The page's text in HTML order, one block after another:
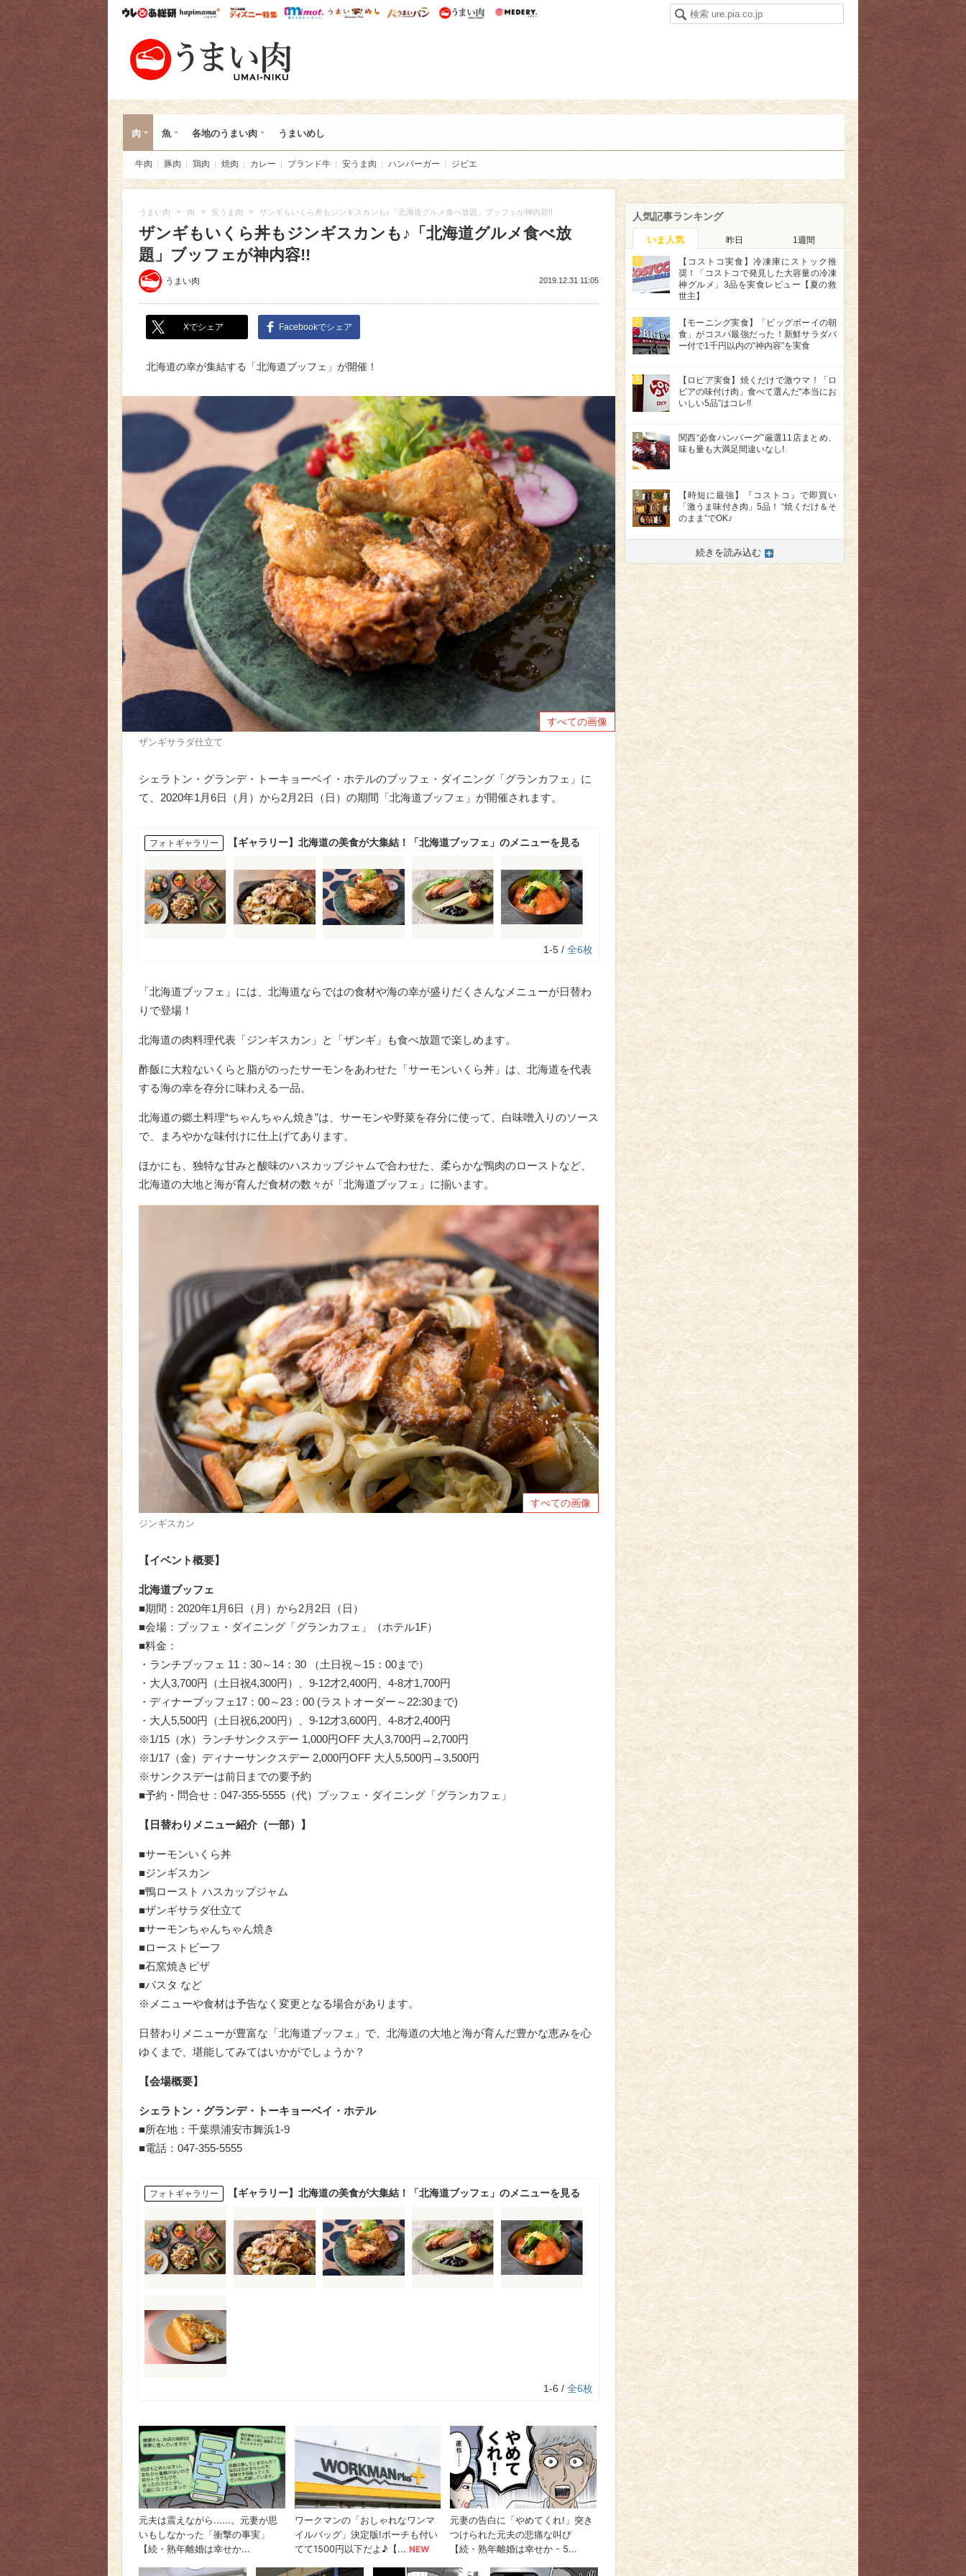
ウレぴあ総研ハピママ* ウレぴあ総研 ディズニー特集
mimot. うまいめし うまいパン うまい肉
肉 魚 各地のうまい肉 うまいめし
牛肉 豚肉 鶏肉 焼肉 カレー ブランド牛 安うま肉 ハンバーガー ジビエ
うまい肉 > 肉 > 安うま肉 > ザンギもいくら丼もジンギスカンも♪「北海道グルメ食べ放題」ブッフェが神内容!!
ザンギもいくら丼もジンギスカンも♪「北海道グルメ食べ放
題」ブッフェが神内容!!
うまい肉 2019.12.31 11:05
Xでシェア Facebookでシェア
北海道の幸が集結する「北海道ブッフェ」が開催！
すべての画像
ザンギサラダ仕立て
シェラトン・グランデ・トーキョーベイ・ホテルのブッフェ・ダイニング「グランカフェ」に
て、2020年1月6日（月）から2月2日（日）の期間「北海道ブッフェ」が開催されます。
フォトギャラリー 【ギャラリー】北海道の美食が大集結！「北海道ブッフェ」のメニューを見る
1-5 / 全6枚
「北海道ブッフェ」には、北海道ならではの食材や海の幸が盛りだくさんなメニューが日替わ
りで登場！
北海道の肉料理代表「ジンギスカン」と「ザンギ」も食べ放題で楽しめます。
酢飯に大粒ないくらと脂がのったサーモンをあわせた「サーモンいくら丼」は、北海道を代表
する海の幸を存分に味わえる一品。
北海道の郷土料理“ちゃんちゃん焼き”は、サーモンや野菜を存分に使って、白味噌入りのソース
で、まろやかな味付けに仕上げてあります。
ほかにも、独特な甘みと酸味のハスカップジャムで合わせた、柔らかな鴨肉のローストなど、
北海道の大地と海が育んだ食材の数々が「北海道ブッフェ」に揃います。
すべての画像
ジンギスカン
【イベント概要】
北海道ブッフェ
■期間：2020年1月6日（月）から2月2日（日）
■会場：ブッフェ・ダイニング「グランカフェ」（ホテル1F）
■料金：
・ランチブッフェ 11：30～14：30 （土日祝～15：00まで）
・大人3,700円（土日祝4,300円）、9-12才2,400円、4-8才1,700円
・ディナーブッフェ17：00～23：00 (ラストオーダー～22:30まで)
・大人5,500円（土日祝6,200円）、9-12才3,600円、4-8才2,400円
※1/15（水）ランチサンクスデー 1,000円OFF 大人3,700円→2,700円
※1/17（金）ディナーサンクスデー 2,000円OFF 大人5,500円→3,500円
※サンクスデーは前日までの要予約
■予約・問合せ：047-355-5555（代）ブッフェ・ダイニング「グランカフェ」
【日替わりメニュー紹介（一部）】
■サーモンいくら丼
■ジンギスカン
■鴨ロースト ハスカップジャム
■ザンギサラダ仕立て
■サーモンちゃんちゃん焼き
■ローストビーフ
■石窯焼きピザ
■パスタ など
※メニューや食材は予告なく変更となる場合があります。
日替わりメニューが豊富な「北海道ブッフェ」で、北海道の大地と海が育んだ豊かな恵みを心
ゆくまで、堪能してみてはいかがでしょうか？
【会場概要】
シェラトン・グランデ・トーキョーベイ・ホテル
■所在地：千葉県浦安市舞浜1-9
■電話：047-355-5555
フォトギャラリー 【ギャラリー】北海道の美食が大集結！「北海道ブッフェ」のメニューを見る
1-6 / 全6枚
人気記事ランキング
いま人気 昨日 1週間
1
【コストコ実食】冷凍庫にストック推
奨！「コストコで発見した大容量の冷凍
神グルメ」3品を実食レビュー【夏の救
世主】
2
【モーニング実食】「ビッグボーイの朝
食」がコスパ最強だった！新鮮サラダバ
ー付で1千円以内の“神内容”を実食
3
【ロピア実食】焼くだけで激ウマ！「ロ
ピアの味付け肉」食べて選んだ“本当にお
いしい5品”はコレ!!
4
関西“必食ハンバーグ”厳選11店まとめ、
味も量も大満足間違いなし!
5
【時短に最強】『コストコ』で即買い
「激うま味付き肉」5品！ “焼くだけ＆そ
のまま”でOK♪
続きを読み込む